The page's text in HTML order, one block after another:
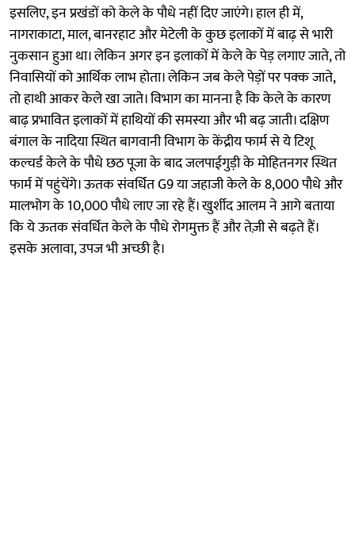
इसलिए, इन प्रखंडों को केले के पौधे नहीं दिए जाएंगे। हाल ही में,
नागराकाटा, माल, बानरहाट और मेटेली के कुछ इलाकों में बाढ़ से भारी
नुकसान हुआ था। लेकिन अगर इन इलाकों में केले के पेड़ लगाए जाते, तो
निवासियों को आर्थिक लाभ होता। लेकिन जब केले पेड़ों पर पक्क जाते,
तो हाथी आकर केले खा जाते। विभाग का मानना है कि केले के कारण
बाढ़ प्रभावित इलाकों में हाथियों की समस्या और भी बढ़ जाती। दक्षिण
बंगाल के नादिया स्थित बागवानी विभाग के केंद्रीय फार्म से ये टिशू
कल्चर्ड केले के पौधे छठ पूजा के बाद जलपाईगुड़ी के मोहितनगर स्थित
फार्म में पहुंचेंगे। ऊतक संवर्धित G9 या जहाजी केले के 8,000 पौधे और
मालभोग के 10,000 पौधे लाए जा रहे हैं। खुर्शीद आलम ने आगे बताया
कि ये ऊतक संवर्धित केले के पौधे रोगमुक्त हैं और तेज़ी से बढ़ते हैं।
इसके अलावा, उपज भी अच्छी है।